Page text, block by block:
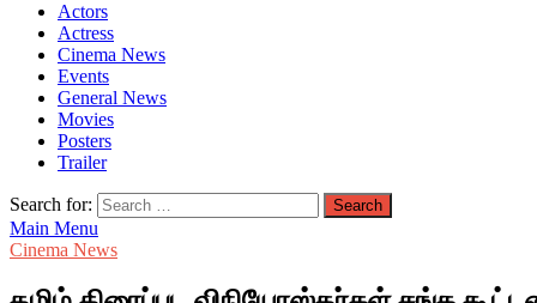
Actors
Actress
Cinema News
Events
General News
Movies
Posters
Trailer
Search for:
Main Menu
Cinema News